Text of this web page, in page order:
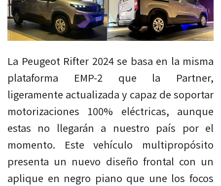
La Peugeot Rifter 2024 se basa en la misma
plataforma EMP-2 que la Partner,
ligeramente actualizada y capaz de soportar
motorizaciones 100% eléctricas, aunque
estas no llegarán a nuestro país por el
momento. Este vehículo multipropósito
presenta un nuevo diseño frontal con un
aplique en negro piano que une los focos